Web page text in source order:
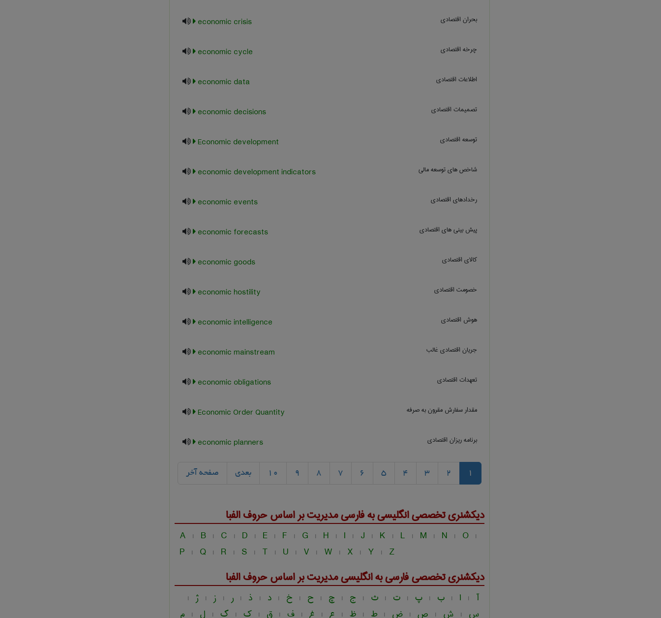
بحران اقتصادی economic crisis
چرخه اقتصادی economic cycle
اطلاعات اقتصادی economic data
تصمیمات اقتصادی economic decisions
توسعه اقتصادی Economic development
شاخص های توسعه مالی economic development indicators
رخدادهای اقتصادی economic events
پیش بینی ‌های اقتصادی economic forecasts
کالای اقتصادی economic goods
خصومت اقتصادی economic hostility
هوش اقتصادی economic intelligence
جریان اقتصادی غالب economic mainstream
تعهدات اقتصادی economic obligations
مقدار سفارش مقرون به صرفه Economic Order Quantity
برنامه ریزان اقتصادی economic planners
1
2
3
4
5
6
7
8
9
10 بعدی صفحه آخر
دیکشنری تخصصی انگلیسی به فارسیمديريتبر اساس حروف الفبا
A | B | C | D | E | F | G | H | I | J | K | L | M | N | O |
P | Q | R | S | T | U | V | W | X | Y | Z
دیکشنری تخصصی فارسی به انگلیسیمديريتبر اساس حروف الفبا
آ | ا | ب | پ | ت | ث | ج | چ | ح | خ | د | ذ | ر | ز | ژ |
س | ش | ص | ض | ط | ظ | ع | غ | ف | ق | ک | گ | ل | م